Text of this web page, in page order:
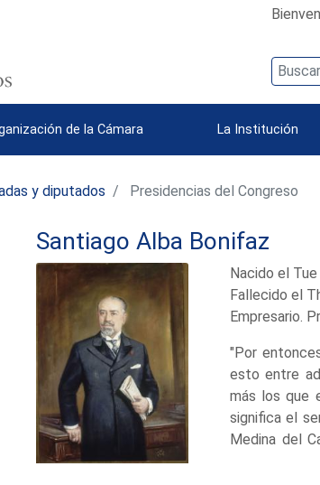
de la Cámara La Institución
y diputados Presidencias del Congreso
Santiago Alba Bonifaz
Nacido el
Fallecido el
Empresario.
"Por
esto entre
más los que
significa el
Medina del
cualquiera